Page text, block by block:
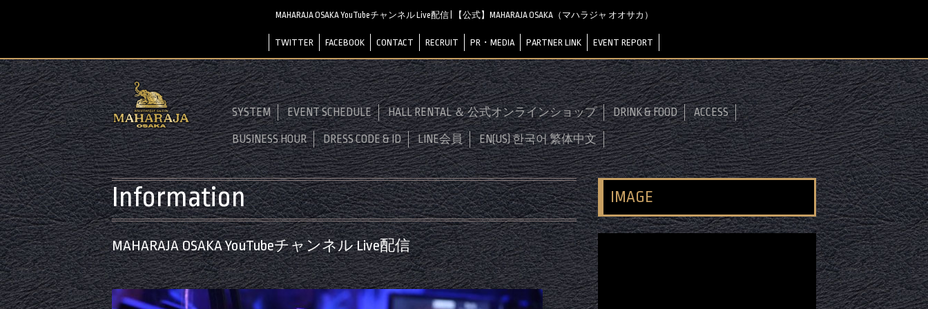
MAHARAJA OSAKA YouTubeチャンネル Live配信 | 【公式】MAHARAJA OSAKA（マハラジャ オオサカ）
TWITTER FACEBOOK CONTACT RECRUIT PR・MEDIA PARTNER LINK EVENT REPORT
SYSTEM EVENT SCHEDULE HALL RENTAL ＆ 公式オンラインショップ DRINK & FOOD ACCESS
BUSINESS HOUR DRESS CODE & ID LINE会員 EN(US) 한국어 繁体中文
Information
MAHARAJA OSAKA YouTubeチャンネル Live配信
IMAGE